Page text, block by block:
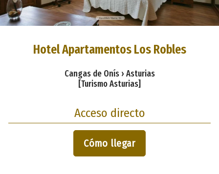
Hotel Apartamentos Los Robles
Cangas de Onís › Asturias
[Turismo Asturias]
Acceso directo
Cómo llegar